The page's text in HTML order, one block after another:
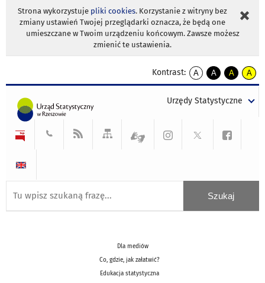
Strona wykorzystuje pliki cookies. Korzystanie z witryny bez
zmiany ustawień Twojej przeglądarki oznacza, że będą one
umieszczane w Twoim urządzeniu końcowym. Zawsze możesz
zmienić te ustawienia.
Kontrast:
A
kontrast
A
kontrast
tekst
czarnym
A
kontrast
tekst
czarnym
A
tekst
żółtym
Urzędy Statystyczne
Dla mediów
Co, gdzie, jak załatwić?
Edukacja statystyczna